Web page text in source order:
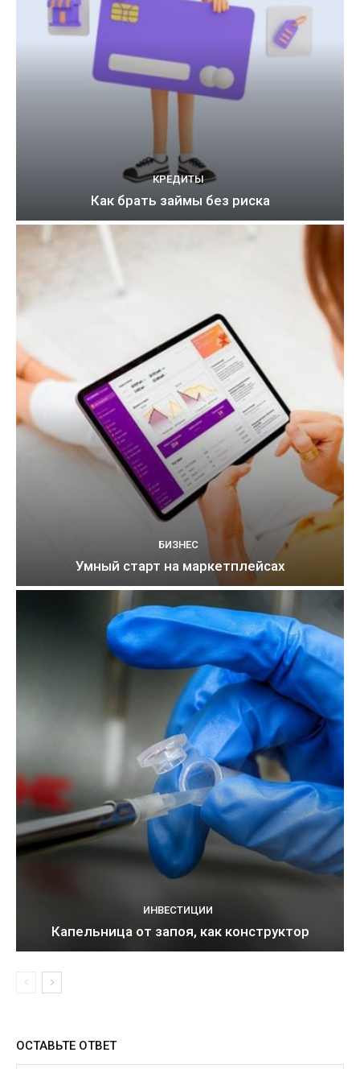
КРЕДИТЫ
Как брать займы без риска
БИЗНЕС
Умный старт на маркетплейсах
ИНВЕСТИЦИИ
Капельница от запоя, как конструктор
ОСТАВЬТЕ ОТВЕТ